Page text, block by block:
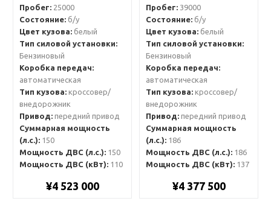
Пробег:25000
Состояние:б/у
Цвет кузова:белый
Тип силовой установки:
Бензиновый
Коробка передач:
автоматическая
Тип кузова:кроссовер/
внедорожник
Привод:передний привод
Суммарная мощность
(л.с.):150
Мощность ДВС (л.с.):150
Мощность ДВС (кВт):110
¥4 523 000
Пробег:39000
Состояние:б/у
Цвет кузова:белый
Тип силовой установки:
Бензиновый
Коробка передач:
автоматическая
Тип кузова:кроссовер/
внедорожник
Привод:передний привод
Суммарная мощность
(л.с.):186
Мощность ДВС (л.с.):186
Мощность ДВС (кВт):137
¥4 377 500